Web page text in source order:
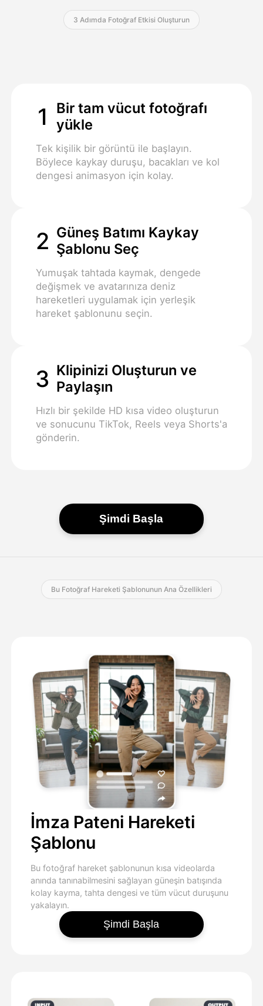
3 Adımda Fotoğraf Etkisi Oluşturun
1
Bir tam vücut fotoğrafı
yükle
Tek kişilik bir görüntü ile başlayın.
Böylece kaykay duruşu, bacakları ve kol
dengesi animasyon için kolay.
2 Güneş Batımı Kaykay
Şablonu Seç
Yumuşak tahtada kaymak, dengede
değişmek ve avatarınıza deniz
hareketleri uygulamak için yerleşik
hareket şablonunu seçin.
3 Klipinizi Oluşturun ve
Paylaşın
Hızlı bir şekilde HD kısa video oluşturun
ve sonucunu TikTok, Reels veya Shorts'a
gönderin.
Şimdi Başla
Bu Fotoğraf Hareketi Şablonunun Ana Özellikleri
İmza Pateni Hareketi
Şablonu
Bu fotoğraf hareket şablonunun kısa videolarda
anında tanınabilmesini sağlayan güneşin batışında
kolay kayma, tahta dengesi ve tüm vücut duruşunu
yakalayın.
Şimdi Başla